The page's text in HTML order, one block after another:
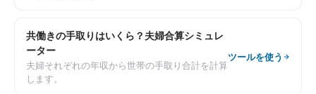
共働きの手取りはいくら？夫婦合算シミュレ
ーター
夫婦それぞれの年収から世帯の手取り合計を計算
します。
ツールを使う